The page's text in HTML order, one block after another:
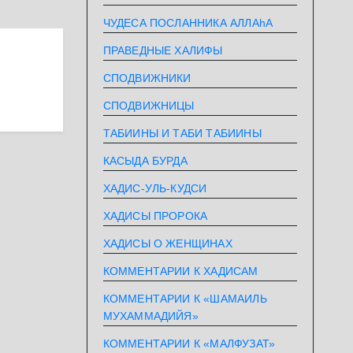
ЧУДЕСА ПОСЛАННИКА АЛЛАhА
ПРАВЕДНЫЕ ХАЛИФЫ
СПОДВИЖНИКИ
СПОДВИЖНИЦЫ
ТАБИИНЫ И ТАБИ ТАБИИНЫ
КАСЫДА БУРДА
ХАДИС-УЛЬ-КУДСИ
ХАДИСЫ ПРОРОКА
ХАДИСЫ О ЖЕНЩИНАХ
КОММЕНТАРИИ К ХАДИСАМ
КОММЕНТАРИИ К «ШАМАИЛЬ
МУХАММАДИЙЯ»
КОММЕНТАРИИ К «МАЛФУЗАТ»